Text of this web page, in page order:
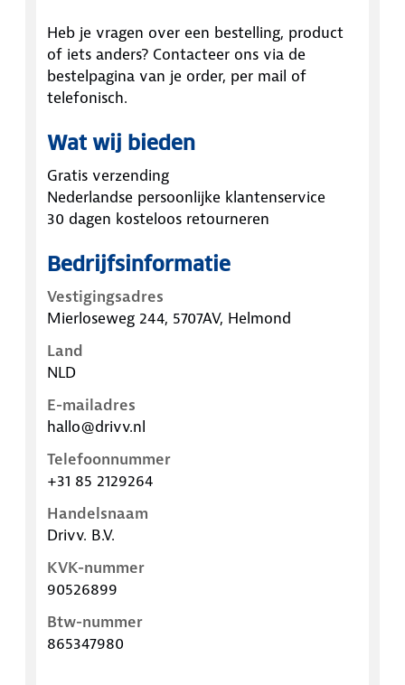
Heb je vragen over een bestelling, product
of iets anders? Contacteer ons via de
bestelpagina van je order, per mail of
telefonisch.
Wat wij bieden
Gratis verzending
Nederlandse persoonlijke klantenservice
30 dagen kosteloos retourneren
Bedrijfsinformatie
Vestigingsadres
Mierloseweg 244, 5707AV, Helmond
Land
NLD
E-mailadres
hallo@drivv.nl
Telefoonnummer
+31 85 2129264
Handelsnaam
Drivv. B.V.
KVK-nummer
90526899
Btw-nummer
865347980